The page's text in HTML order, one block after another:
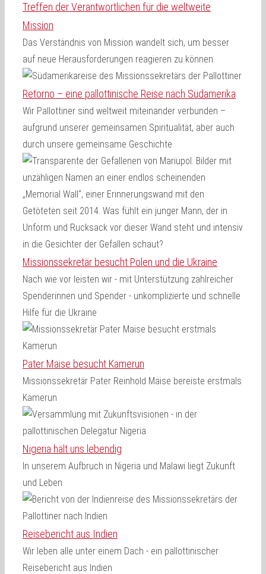
Treffen der Verantwortlichen für die weltweite
Mission
Das Verständnis von Mission wandelt sich, um besser
auf neue Herausforderungen reagieren zu können
Retorno – eine pallottinische Reise nach Südamerika
Wir Pallottiner sind weltweit miteinander verbunden –
aufgrund unserer gemeinsamen Spiritualität, aber auch
durch unsere gemeinsame Geschichte
Missionssekretär besucht Polen und die Ukraine
Nach wie vor leisten wir - mit Unterstützung zahlreicher
Spenderinnen und Spender - unkomplizierte und schnelle
Hilfe für die Ukraine
Pater Maise besucht Kamerun
Missionssekretär Pater Reinhold Maise bereiste erstmals
Kamerun
Nigeria hält uns lebendig
In unserem Aufbruch in Nigeria und Malawi liegt Zukunft
und Leben
Reisebericht aus Indien
Wir leben alle unter einem Dach - ein pallottinischer
Reisebericht aus Indien